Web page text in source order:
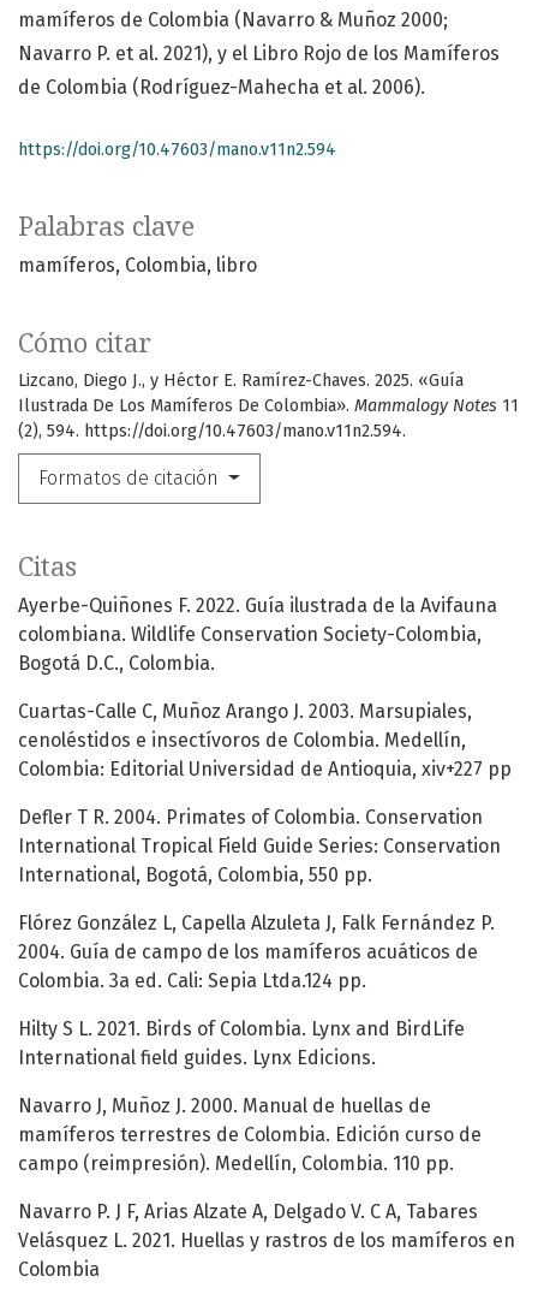
Palabras clave
mamíferos Colombia libro
Cómo citar
Lizcano, Diego J., y Héctor E. Ramírez-Chaves. 2025. «Guía
Ilustrada De Los Mamíferos De Colombia». Mammalogy Notes 11
(2), 594. https://doi.org/10.47603/mano.v11n2.594.
Formatos de citación
mamíferos de Colombia (Navarro & Muñoz 2000;
Navarro P. et al. 2021), y el Libro Rojo de los Mamíferos
de Colombia (Rodríguez-Mahecha et al. 2006).
https://doi.org/10.47603/mano.v11n2.594
Citas
Ayerbe-Quiñones F. 2022. Guía ilustrada de la Avifauna
colombiana. Wildlife Conservation Society-Colombia,
Bogotá D.C., Colombia.
Cuartas-Calle C, Muñoz Arango J. 2003. Marsupiales,
cenoléstidos e insectívoros de Colombia. Medellín,
Colombia: Editorial Universidad de Antioquia, xiv+227 pp
Defler T R. 2004. Primates of Colombia. Conservation
International Tropical Field Guide Series: Conservation
International, Bogotá, Colombia, 550 pp.
Flórez González L, Capella Alzuleta J, Falk Fernández P.
2004. Guía de campo de los mamíferos acuáticos de
Colombia. 3a ed. Cali: Sepia Ltda.124 pp.
Hilty S L. 2021. Birds of Colombia. Lynx and BirdLife
International field guides. Lynx Edicions.
Navarro J, Muñoz J. 2000. Manual de huellas de
mamíferos terrestres de Colombia. Edición curso de
campo (reimpresión). Medellín, Colombia. 110 pp.
Navarro P. J F, Arias Alzate A, Delgado V. C A, Tabares
Velásquez L. 2021. Huellas y rastros de los mamíferos en
Colombia